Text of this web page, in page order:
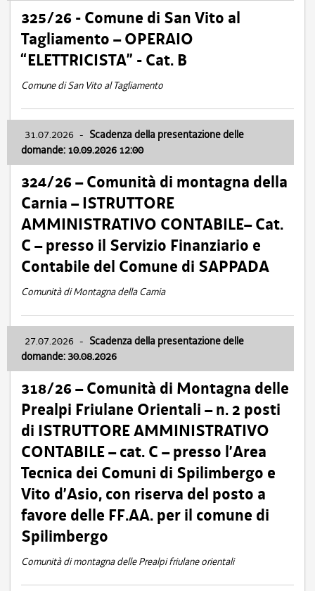
325/26 - Comune di San Vito al
Tagliamento – OPERAIO
“ELETTRICISTA” - Cat. B
Comune di San Vito al Tagliamento
31.07.2026 - Scadenza della presentazione delle
domande: 10.09.2026 12:00
324/26 – Comunità di montagna della
Carnia – ISTRUTTORE
AMMINISTRATIVO CONTABILE– Cat.
C – presso il Servizio Finanziario e
Contabile del Comune di SAPPADA
Comunità di Montagna della Carnia
27.07.2026 - Scadenza della presentazione delle
domande: 30.08.2026
318/26 – Comunità di Montagna delle
Prealpi Friulane Orientali – n. 2 posti
di ISTRUTTORE AMMINISTRATIVO
CONTABILE – cat. C – presso l’Area
Tecnica dei Comuni di Spilimbergo e
Vito d’Asio, con riserva del posto a
favore delle FF.AA. per il comune di
Spilimbergo
Comunità di montagna delle Prealpi friulane orientali